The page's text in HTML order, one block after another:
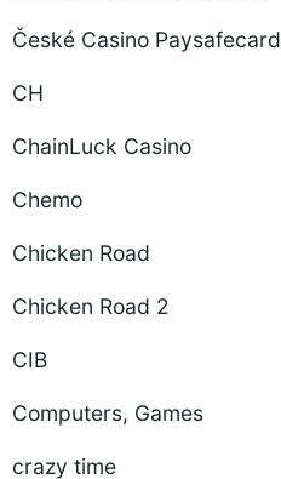
České Casino Paysafecard
CH
ChainLuck Casino
Chemo
Chicken Road
Chicken Road 2
CIB
Computers, Games
crazy time